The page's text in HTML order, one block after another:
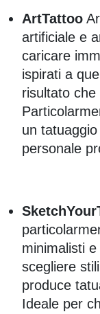
ArtTattoo
artificiale e
caricare
ispirati a
risultato
un
personale
minimalisti
scegliere
produce
Ideale per